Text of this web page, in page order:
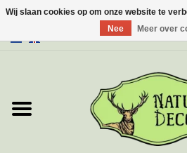
Over ons
Wij slaan cookies op om onze website te
Nee
Meer over